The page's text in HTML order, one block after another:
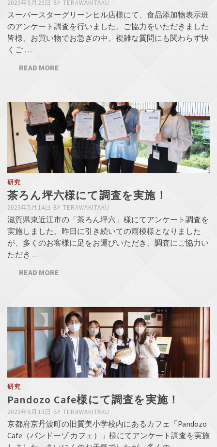
2023年5月23日 BY TERAWAKITAKU
スーパースターグリーンヒル店様にて、食品添加物表示班
のアンケート調査を行いました。ご協力をいただきました
皆様、お買い物でお急ぎの中、複雑な質問にも関わらず快
くご …
READ MORE
研究
茶ろん坪六様にて調査を実施！
2023年5月14日 BY TERAWAKITAKU
滋賀県東近江市の「茶ろん坪六」様にてアンケート調査を
実施しました。昨日に引き続いての雨模様となりました
が、多くのお客様に足をお運びいただき、調査にご協力い
ただき …
READ MORE
研究
Pandozo Cafe様にて調査を実施！
2023年5月13日 BY TERAWAKITAKU
京都府京丹波町の旧質美小学校内にあるカフェ「Pandozo
Cafe（パンドーゾ カフェ）」様にてアンケート調査を実施